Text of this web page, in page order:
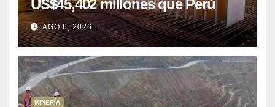
US$45,402 millones que Perú
puede aprovechar
AGO 6, 2026
MINERÍA